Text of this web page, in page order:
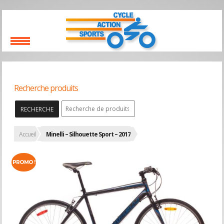
Recherche produits
RECHERCHE
Accueil Minelli – Silhouette Sport – 2017
PROMO !